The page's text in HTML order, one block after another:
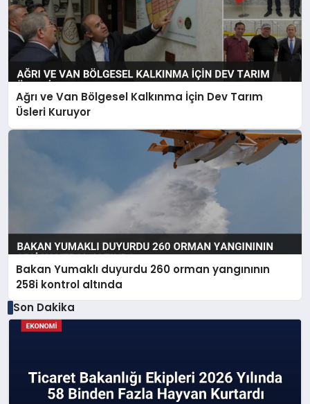
Ağrı ve Van Bölgesel Kalkınma İçin Dev Tarım
Üsleri Kuruyor
Bakan Yumaklı duyurdu 260 orman yangınının
258i kontrol altında
Son Dakika